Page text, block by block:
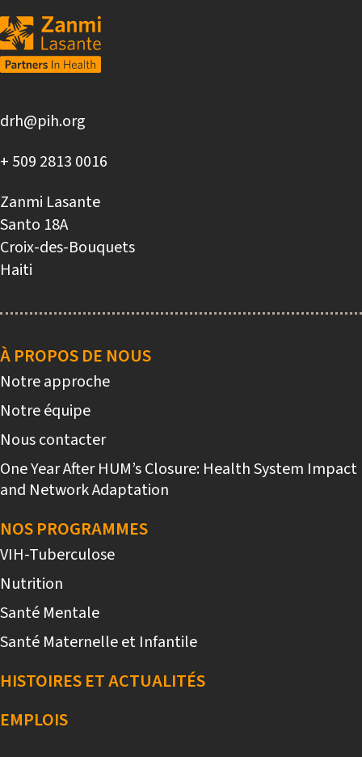
drh@pih.org
+ 509 2813 0016
Zanmi Lasante
Santo 18A
Croix-des-Bouquets
Haiti
Main
navigation
À PROPOS DE NOUS
Notre approche
Notre équipe
Nous contacter
One Year After HUM’s Closure: Health System Impact
and Network Adaptation
NOS PROGRAMMES
VIH-Tuberculose
Nutrition
Santé Mentale
Santé Maternelle et Infantile
HISTOIRES ET ACTUALITÉS
EMPLOIS